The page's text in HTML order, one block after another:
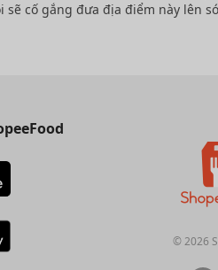
sẽ cố gắng đưa địa điểm này lên
© 2026